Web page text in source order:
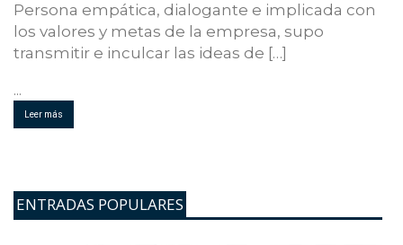
Persona empática, dialogante e implicada con
los valores y metas de la empresa, supo
transmitir e inculcar las ideas de […]
...
Leer más
ENTRADAS POPULARES